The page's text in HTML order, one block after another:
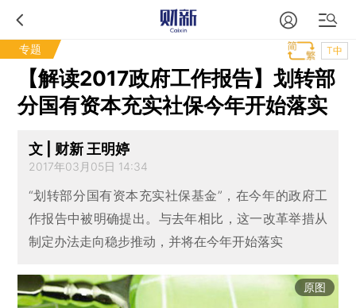
专题 T中
【解读2017政府工作报告】划转部
分国有资本充实社保今年开始落实
文 | 财新 王明婷
2017年03月05日 14:34
“划转部分国有资本充实社保基金”，在今年的政府工
作报告中被明确提出。与去年相比，这一改革举措从
制定办法走向稳步推动，并将在今年开始落实
原图